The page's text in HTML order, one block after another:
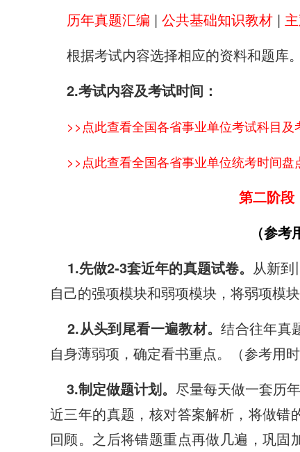
历年真题汇编 | 公共基础知识教材 |
根据考试内容选择相应的资料和题库。
2.考试内容及考试时间：
>>点此查看全国各省事业单位考试科目及
>>点此查看全国各省事业单位统考时间盘
第二阶段
（参考
1.先做2-3套近年的真题试卷。 从新
自己的强项模块和弱项模块，将弱项模
2.从头到尾看一遍教材。结合往年真
自身薄弱项，确定看书重点。（参考用时
3.制定做题计划。 尽量每天做一套历
近三年的真题，核对答案解析，将做
回顾。之后将错题重点再做几遍，巩